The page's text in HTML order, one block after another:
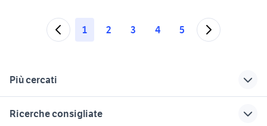
1 2 3 4 5
Più cercati
auto Monte San Vito
Ricerche consigliate